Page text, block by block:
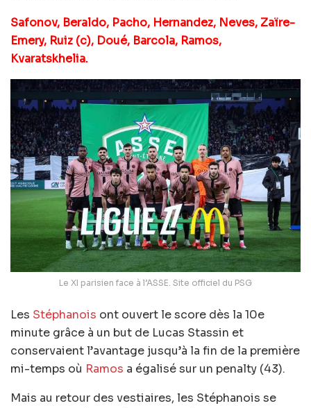
Safonov, Beraldo, Pacho, Hernandez, Neves, Zaïre-
Emery, Ruiz (c), Doué, Barcola, Ramos,
Kvaratskhelia.
Le XI parisien face à l’ASSE. Site officiel du PSG
Les Stéphanois ont ouvert le score dès la 10e
minute grâce à un but de Lucas Stassin et
conservaient l’avantage jusqu’à la fin de la première
mi-temps où Ramos a égalisé sur un penalty (43).
Mais au retour des vestiaires, les Stéphanois se